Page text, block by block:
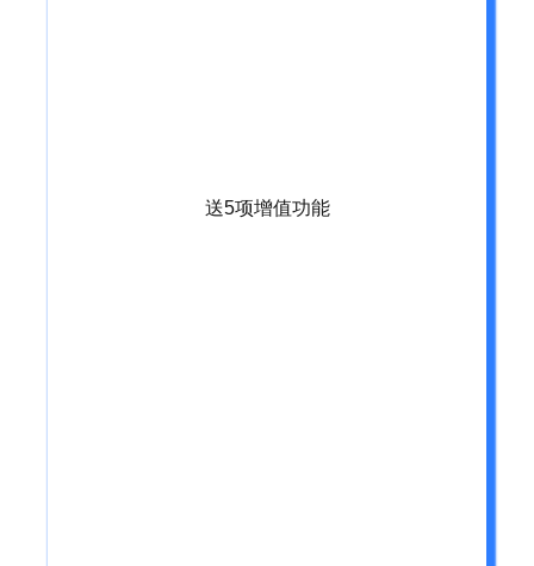
送5项增值功能